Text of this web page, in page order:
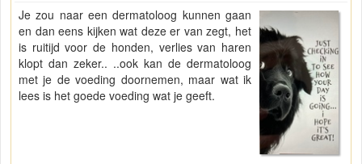
Je zou naar een dermatoloog kunnen gaan
en dan eens kijken wat deze er van zegt, het
is ruitijd voor de honden, verlies van haren
klopt dan zeker.. ..ook kan de dermatoloog
met je de voeding doornemen, maar wat ik
lees is het goede voeding wat je geeft.